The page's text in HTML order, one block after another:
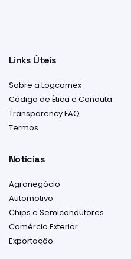
Links Úteis
Sobre a Logcomex
Código de Ética e Conduta
Transparency FAQ
Termos
Notícias
Agronegócio
Automotivo
Chips e Semicondutores
Comércio Exterior
Exportação